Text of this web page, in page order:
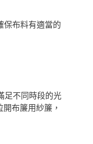
保布料有適當的
足不同時段的光
布簾用紗簾，